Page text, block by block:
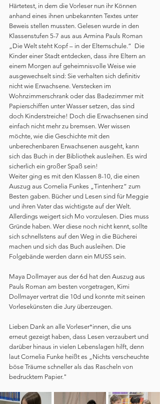
Härtetest, in dem die Vorleser nun ihr Können
anhand eines ihnen unbekannten Textes unter
Beweis stellen mussten. Gelesen wurde in den
Klassenstufen 5-7 aus aus Armina Pauls Roman
„Die Welt steht Kopf – in der Elternschule.“  Die
Kinder einer Stadt entdecken, dass ihre Eltern an
einem Morgen auf geheimnisvolle Weise wie
ausgewechselt sind: Sie verhalten sich definitiv
nicht wie Erwachsene. Verstecken im
Wohnzimmerschrank oder das Badezimmer mit
Papierschiffen unter Wasser setzen, das sind
doch Kinderstreiche! Doch die Erwachsenen sind
einfach nicht mehr zu bremsen. Wer wissen
möchte, wie die Geschichte mit den
unberechenbaren Erwachsenen ausgeht, kann
sich das Buch in der Bibliothek ausleihen. Es wird
sicherlich ein großer Spaß sein!
Weiter ging es mit den Klassen 8-10, die einen
Auszug aus Cornelia Funkes „Tintenherz“ zum
Besten gaben. Bücher und Lesen sind für Meggie
und ihren Vater das wichtigste auf der Welt.
Allerdings weigert sich Mo vorzulesen. Dies muss
Gründe haben. Wer diese noch nicht kennt, sollte
sich schnellstens auf den Weg in die Bücherei
machen und sich das Buch ausleihen. Die
Folgebände werden dann ein MUSS sein.
Maya Dollmayer aus der 6d hat den Auszug aus
Pauls Roman am besten vorgetragen, Kimi
Dollmayer vertrat die 10d und konnte mit seinen
Vorlesekünsten die Jury überzeugen.
Lieben Dank an alle Vorleser*innen, die uns
erneut gezeigt haben, dass Lesen verzaubert und
darüber hinaus in vielen Lebenslagen hilft, denn
laut Cornelia Funke heißt es „Nichts verscheuchte
böse Träume schneller als das Rascheln von
bedrucktem Papier."